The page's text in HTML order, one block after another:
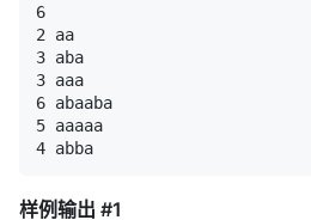
6
2 aa
3 aba
3 aaa
6 abaaba
5 aaaaa
4 abba
样例输出 #1